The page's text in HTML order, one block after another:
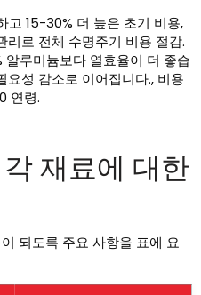
고 15-30% 더 높은 초기 비용,
리로 전체 수명주기 비용 절감.
알루미늄보다 열효율이 더 좋습
요성 감소로 이어집니다., 비용
연령.
재료에 대한
되도록 주요 사항을 표에 요